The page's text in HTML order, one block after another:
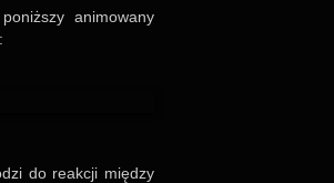
ani­mo­wany
:
do reak­cji między